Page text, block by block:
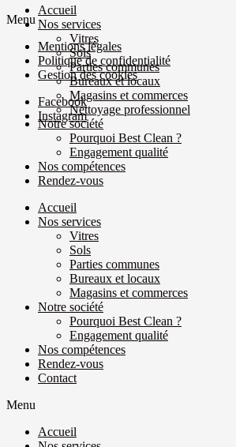
Accueil
Nos services
Vitres
Sols
Parties communes
Bureaux et locaux
Magasins et commerces
Nettoyage professionnel
Notre société
Pourquoi Best Clean ?
Engagement qualité
Nos compétences
Rendez-vous
Accueil
Nos services
Vitres
Sols
Parties communes
Bureaux et locaux
Magasins et commerces
Notre société
Pourquoi Best Clean ?
Engagement qualité
Nos compétences
Rendez-vous
Contact
Menu
Accueil
Menu
Mentions légales
Politique de confidentialité
Gestion des cookies
Facebook
Instagram